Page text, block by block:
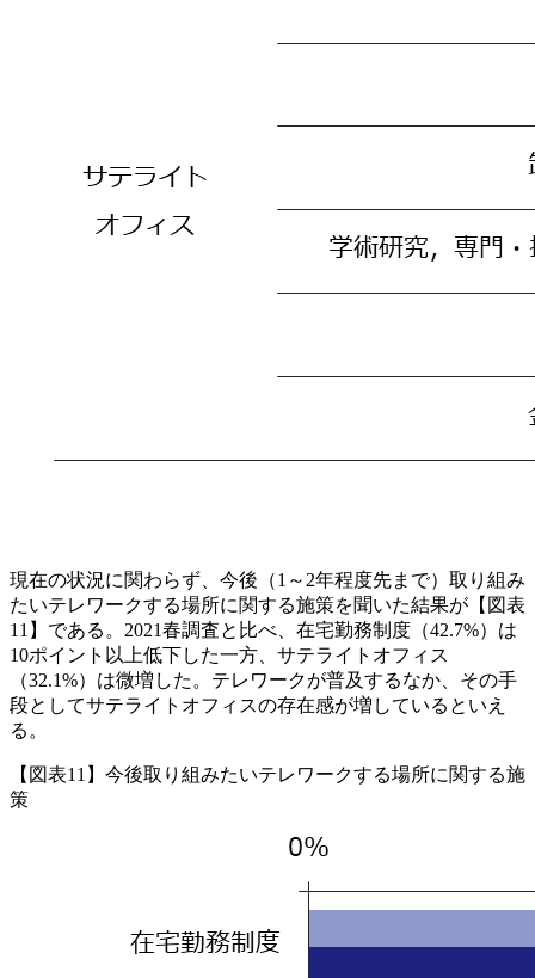
現在の状況に関わらず、今後（1～2年程度先まで）取り組み
たいテレワークする場所に関する施策を聞いた結果が【図表
11】である。2021春調査と比べ、在宅勤務制度（42.7%）は
10ポイント以上低下した一方、サテライトオフィス
（32.1%）は微増した。テレワークが普及するなか、その手
段としてサテライトオフィスの存在感が増しているといえ
る。
【図表11】今後取り組みたいテレワークする場所に関する施
策